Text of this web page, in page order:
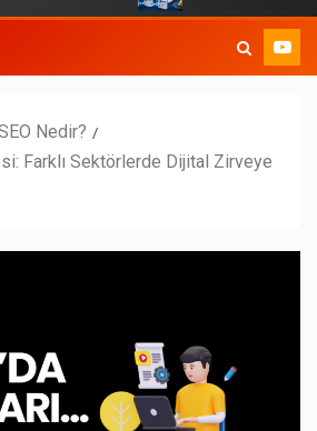
Nedir?
Farklı Sektörlerde Dijital Zirveye